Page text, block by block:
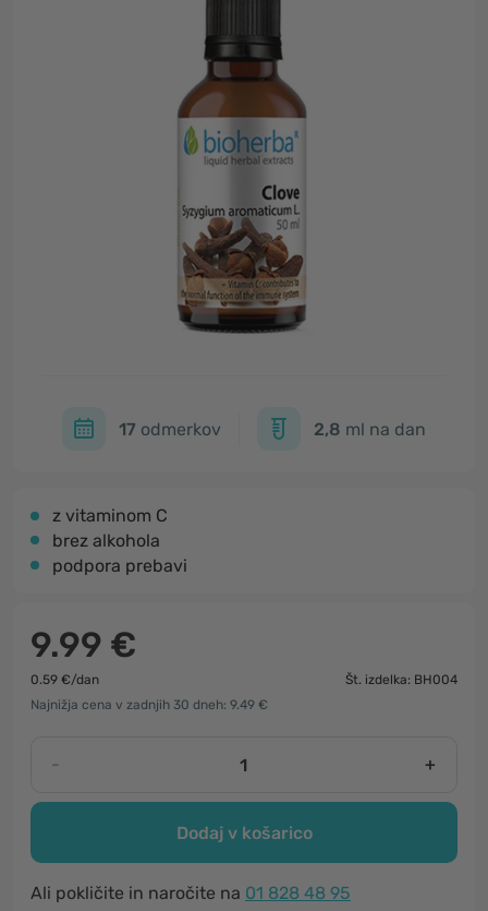
17 odmerkov 2,8 ml na dan
z vitaminom C
brez alkohola
podpora prebavi
9.99 €
0.59 €/dan
Št. izdelka: BH004
Najnižja cena v zadnjih 30 dneh: 9.49 €
- +
Dodaj v košarico
Ali pokličite in naročite na 01 828 48 95